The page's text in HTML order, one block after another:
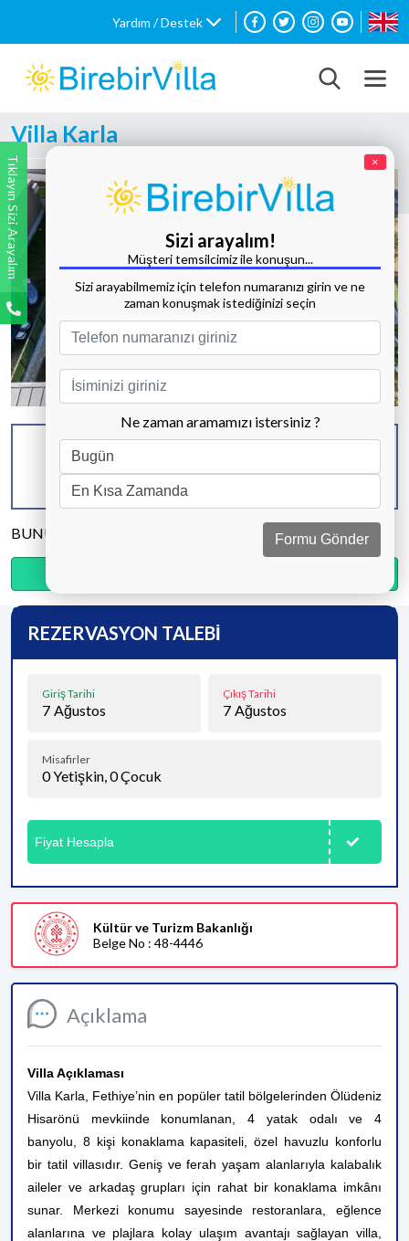
Yardım / Destek
Villa Karla
Tüm Fotoğrafları Göster
KAPASİTE
8 KİŞİ
BANYO & WC
4 ADET
YATAK ODASI
BUNU PAYLAŞ
Açıklama
Villa Açıklaması
Villa Karla, Fethiye’nin en popüler tatil bölgelerinden Ölüdeniz
Hisarönü mevkiinde konumlanan, 4 yatak odalı ve 4
banyolu, 8 kişi konaklama kapasiteli, özel havuzlu konforlu
bir tatil villasıdır. Geniş ve ferah yaşam alanlarıyla kalabalık
aileler ve arkadaş grupları için rahat bir konaklama imkânı
sunar. Merkezi konumu sayesinde restoranlara, eğlence
alanlarına ve plajlara kolay ulaşım avantajı sağlayan villa,
REZERVASYON TALEBİ
Giriş Tarihi
7 Ağustos
Çıkış Tarihi
7 Ağustos
Misafirler
0Yetişkin,0Çocuk
Fiyat Hesapla
Kültür ve Turizm Bakanlığı
Belge No : 48-4446
Tıklayın Sizi Arayalım ×
Sizi arayalım!
Müşteri temsilcimiz ile konuşun...
Sizi arayabilmemiz için telefon numaranızı girin ve ne
zaman konuşmak istediğinizi seçin
Ne zaman aramamızı istersiniz ?
Formu Gönder